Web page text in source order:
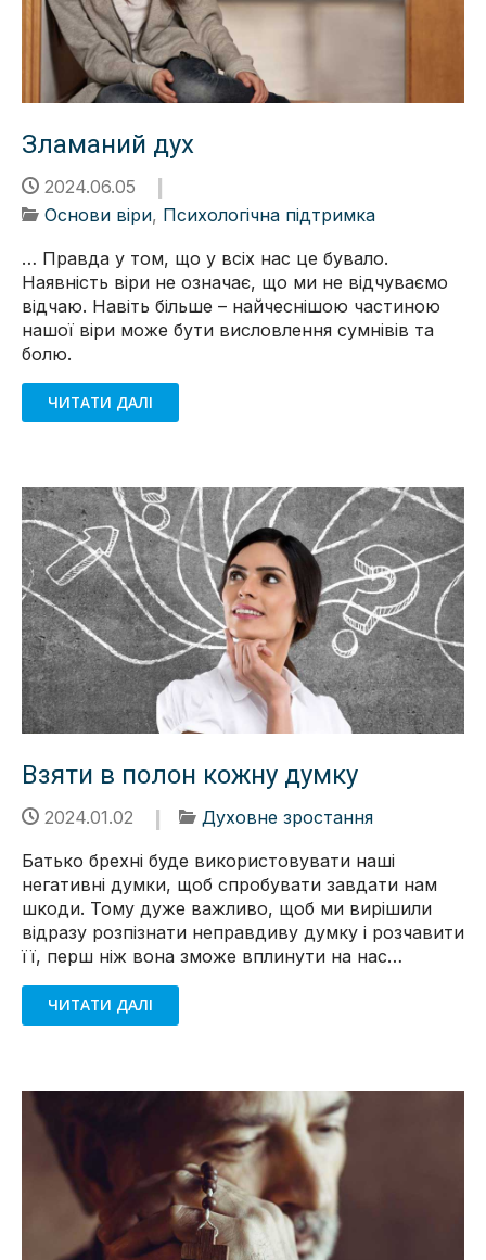
Зламаний дух
2024.06.05
Основи віри, Психологічна підтримка
… Правда у том, що у всіх нас це бувало.
Наявність віри не означає, що ми не відчуваємо
відчаю. Навіть більше – найчеснішою частиною
нашої віри може бути висловлення сумнівів та
болю.
ЧИТАТИ ДАЛІ
Взяти в полон кожну думку
2024.01.02
Духовне зростання
Батько брехні буде використовувати наші
негативні думки, щоб спробувати завдати нам
шкоди. Тому дуже важливо, щоб ми вирішили
відразу розпізнати неправдиву думку і розчавити
її, перш ніж вона зможе вплинути на нас…
ЧИТАТИ ДАЛІ